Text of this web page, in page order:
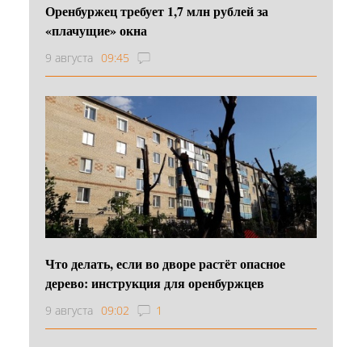
Оренбуржец требует 1,7 млн рублей за
«плачущие» окна
9 августа 09:45
Что делать, если во дворе растёт опасное
дерево: инструкция для оренбуржцев
9 августа 09:02 1